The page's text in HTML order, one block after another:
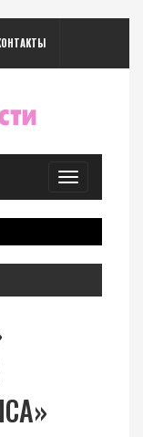
Toggle
navigation